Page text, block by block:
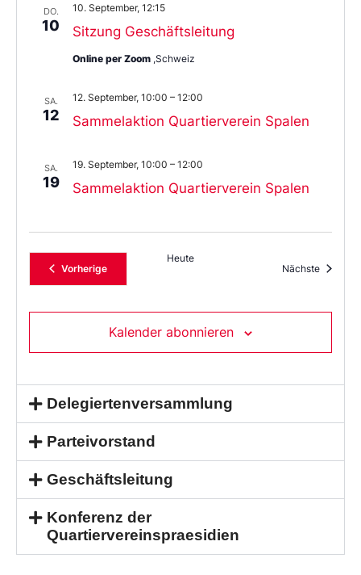
DO.
10 Sitzung Geschäftsleitung
10. September, 12:15
Online per Zoom ,Schweiz
SA.
12 Sammelaktion Quartierverein Spalen
12. September, 10:00 – 12:00
SA.
19 Sammelaktion Quartierverein Spalen
19. September, 10:00 – 12:00
VorherigeVeranstaltungen
Heute
Nächste
Kalender abonnieren
Delegiertenversammlung
Parteivorstand
Geschäftsleitung
Konferenz der
Quartiervereinspraesidien